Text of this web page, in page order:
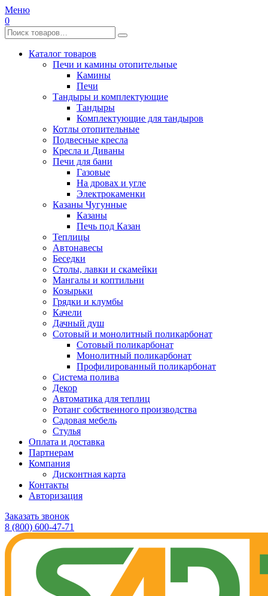
Меню
0
Каталог товаров
Печи и камины отопительные
Камины
Печи
Тандыры и комплектующие
Тандыры
Комплектующие для тандыров
Котлы отопительные
Подвесные кресла
Кресла и Диваны
Печи для бани
Газовые
На дровах и угле
Электрокаменки
Казаны Чугунные
Казаны
Печь под Казан
Теплицы
Автонавесы
Беседки
Столы, лавки и скамейки
Мангалы и коптильни
Козырьки
Грядки и клумбы
Качели
Дачный душ
Сотовый и монолитный поликарбонат
Сотовый поликарбонат
Монолитный поликарбонат
Профилированный поликарбонат
Система полива
Декор
Автоматика для теплиц
Ротанг собственного производства
Садовая мебель
Стулья
Оплата и доставка
Партнерам
Компания
Дисконтная карта
Контакты
Авторизация
Заказать звонок
8 (800) 600-47-71